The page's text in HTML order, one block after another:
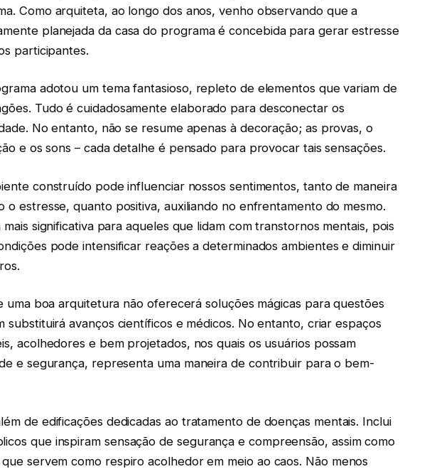
Como arquiteta, ao longo dos anos, venho observando que a
planejada da casa do programa é concebida para gerar estresse
participantes.
adotou um tema fantasioso, repleto de elementos que variam de
Tudo é cuidadosamente elaborado para desconectar os
No entanto, não se resume apenas à decoração; as provas, o
e os sons – cada detalhe é pensado para provocar tais sensações.
construído pode influenciar nossos sentimentos, tanto de maneira
o estresse, quanto positiva, auxiliando no enfrentamento do mesmo.
mais significativa para aqueles que lidam com transtornos mentais, pois
pode intensificar reações a determinados ambientes e diminuir
uma boa arquitetura não oferecerá soluções mágicas para questões
substituirá avanços científicos e médicos. No entanto, criar espaços
acolhedores e bem projetados, nos quais os usuários possam
e segurança, representa uma maneira de contribuir para o bem-
de edificações dedicadas ao tratamento de doenças mentais. Inclui
que inspiram sensação de segurança e compreensão, assim como
servem como respiro acolhedor em meio ao caos. Não menos